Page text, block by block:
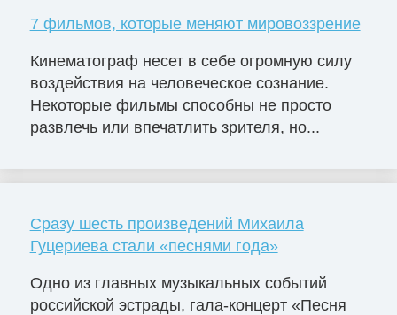
7 фильмов, которые меняют мировоззрение
Кинематограф несет в себе огромную силу
воздействия на человеческое сознание.
Некоторые фильмы способны не просто
развлечь или впечатлить зрителя, но...
Сразу шесть произведений Михаила
Гуцериева стали «песнями года»
Одно из главных музыкальных событий
российской эстрады, гала-концерт «Песня